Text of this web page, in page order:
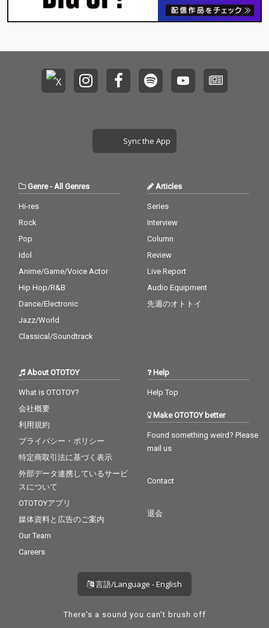
Sync the App
Genre-All Genres
Hi-res
Rock
Pop
Idol
Anime/Game/Voice Actor
Hip Hop/R&B
Dance/Electronic
Jazz/World
Classical/Soundtrack
Articles
Series
Interview
Column
Review
Live Report
Audio Equipment
先週のオトトイ
About OTOTOY
What is OTOTOY?
会社概要
利用規約
プライバシー・ポリシー
特定商取引法に基づく表示
外部データ連携しているサービ
スについて
OTOTOYアプリ
媒体資料と広告のご案内
Our Team
Careers
Help
Help Top
Make OTOTOY better
Found something weird? Please
mail us
Contact
退会
言語/Language - English
There's a sound you can't brush off